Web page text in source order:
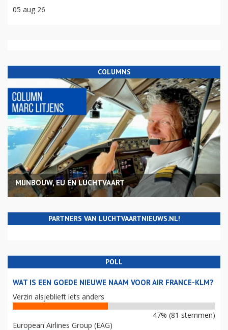
05 aug 26
COLUMNS
MIJNBOUW, EU EN LUCHTVAART
PARTNERS VAN LUCHTVAARTNIEUWS.NL!
POLL
WAT IS EEN GOEDE NIEUWE NAAM VOOR AIR FRANCE-KLM?
Verzin alsjeblieft iets anders
47% (81 stemmen)
European Airlines Group (EAG)